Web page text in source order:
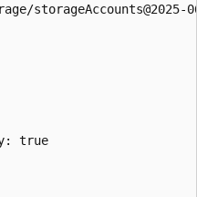
true